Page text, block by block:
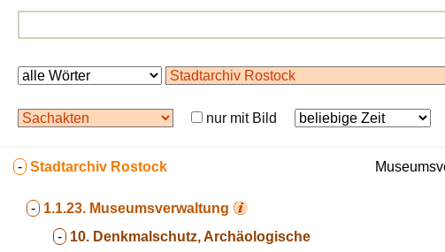
nur mit Bild
- Stadtarchiv Rostock
- 1.1.23. Museumsverwaltung
- 10. Denkmalschutz, Archäologische